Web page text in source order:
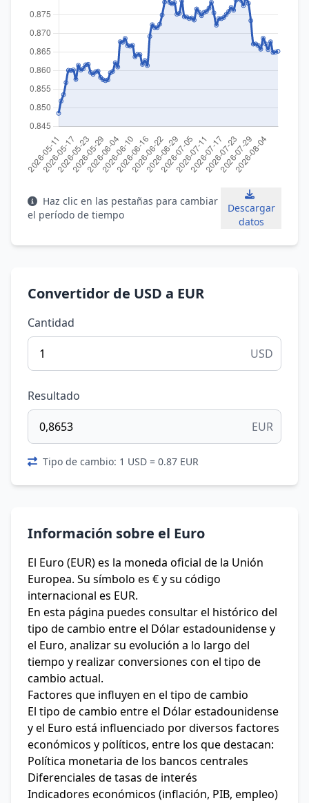
Haz clic en las pestañas para cambiar
el período de tiempo
Descargar
datos
Convertidor de USD a EUR
Cantidad
USD
Resultado
EUR
Tipo de cambio: 1 USD = 0.87 EUR
Información sobre el Euro
El Euro (EUR) es la moneda oficial de la Unión
Europea. Su símbolo es € y su código
internacional es EUR.
En esta página puedes consultar el histórico del
tipo de cambio entre el Dólar estadounidense y
el Euro, analizar su evolución a lo largo del
tiempo y realizar conversiones con el tipo de
cambio actual.
Factores que influyen en el tipo de cambio
El tipo de cambio entre el Dólar estadounidense
y el Euro está influenciado por diversos factores
económicos y políticos, entre los que destacan:
Política monetaria de los bancos centrales
Diferenciales de tasas de interés
Indicadores económicos (inflación, PIB, empleo)